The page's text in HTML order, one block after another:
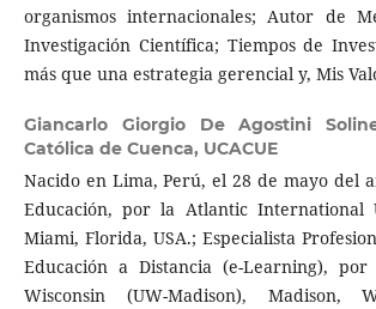
organismos internacionales; Autor de
Investigación Científica; Tiempos de
más que una estrategia gerencial y, Mis
Giancarlo Giorgio De Agostini
Católica de Cuenca, UCACUE
Nacido en Lima, Perú, el 28 de mayo del
Educación, por la Atlantic International
Miami, Florida, USA.; Especialista
Educación a Distancia (e-Learning),
Wisconsin (UW-Madison), Madison,